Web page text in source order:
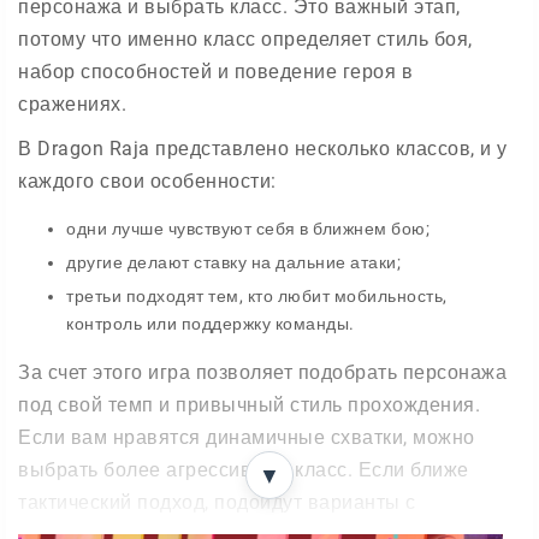
персонажа и выбрать класс. Это важный этап,
потому что именно класс определяет стиль боя,
набор способностей и поведение героя в
сражениях.
В Dragon Raja представлено несколько классов, и у
каждого свои особенности:
одни лучше чувствуют себя в ближнем бою;
другие делают ставку на дальние атаки;
третьи подходят тем, кто любит мобильность,
контроль или поддержку команды.
За счет этого игра позволяет подобрать персонажа
под свой темп и привычный стиль прохождения.
Если вам нравятся динамичные схватки, можно
выбрать более агрессивный класс. Если ближе
тактический подход, подойдут варианты с
▼